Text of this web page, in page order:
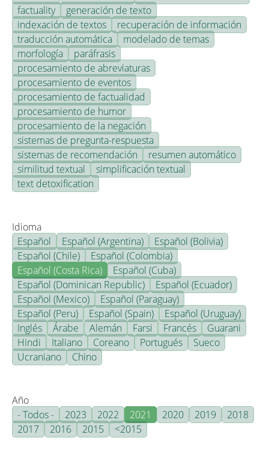
factuality
generación de texto
indexación de textos
recuperación de información
traducción automática
modelado de temas
morfología
paráfrasis
procesamiento de abreviaturas
procesamiento de eventos
procesamiento de factualidad
procesamiento de humor
procesamiento de la negación
sistemas de pregunta-respuesta
sistemas de recomendación
resumen automático
similitud textual
simplificación textual
text detoxification
Idioma
Español
Español (Argentina)
Español (Bolivia)
Español (Chile)
Español (Colombia)
Español (Costa Rica)
Español (Cuba)
Español (Dominican Republic)
Español (Ecuador)
Español (Mexico)
Español (Paraguay)
Español (Peru)
Español (Spain)
Español (Uruguay)
Inglés
Árabe Alemán Farsi Francés
Guarani
Hindi
Italiano Coreano Portugués
Sueco
Ucraniano
Chino
Año
- Todos -
2023 2022 2021 2020 2019
2018
2017
2016 2015 <2015